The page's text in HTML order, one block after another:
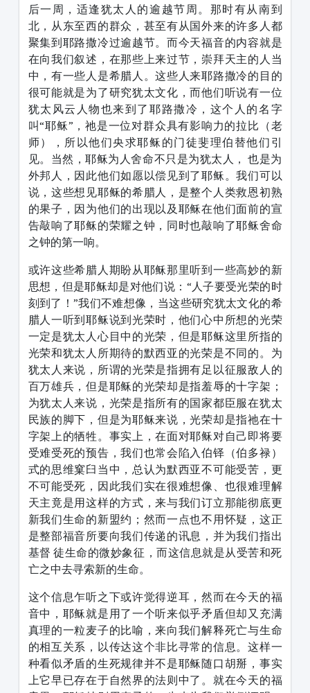
后一周，适逢犹太人的逾越节周。那时有从南到
北，从东至西的群众，甚至有从国外来的许多人都
聚集到耶路撒冷过逾越节。而今天福音的内容就是
在向我们叙述，在那些上来过节，崇拜天主的人当
中，有一些人是希腊人。这些人来耶路撒冷的目的
很可能就是为了研究犹太文化，而他们听说有一位
犹太风云人物也来到了耶路撒冷，这个人的名字
叫“耶稣”，祂是一位对群众具有影响力的拉比（老
师），所以他们央求耶稣的门徒斐理伯替他们引
见。当然，耶稣为人舍命不只是为犹太人， 也是为
外邦人，因此他们如愿以偿见到了耶稣。我们可以
说，这些想见耶稣的希腊人，是整个人类救恩初熟
的果子，因为他们的出现以及耶稣在他们面前的宣
告敲响了耶稣的荣耀之钟，同时也敲响了耶稣舍命
之钟的第一响。
或许这些希腊人期盼从耶稣那里听到一些高妙的新
思想，但是耶稣却是对他们说：“人子要受光荣的时
刻到了！”我们不难想像，当这些研究犹太文化的希
腊人一听到耶稣说到光荣时，他们心中所想的光荣
一定是犹太人心目中的光荣，但是耶稣这里所指的
光荣和犹太人所期待的默西亚的光荣是不同的。为
犹太人来说，所谓的光荣是指拥有足以征服敌人的
百万雄兵，但是耶稣的光荣却是指羞辱的十字架；
为犹太人来说，光荣是指所有的国家都臣服在犹太
民族的脚下，但是为耶稣来说，光荣却是指祂在十
字架上的牺牲。事实上，在面对耶稣对自己即将要
受难受死的预告，我们也常会陷入伯铎（伯多禄）
式的思维窠臼当中，总认为默西亚不可能受苦，更
不可能受死，因此我们实在很难想像、也很难理解
天主竟是用这样的方式，来与我们订立那能彻底更
新我们生命的新盟约；然而一点也不用怀疑，这正
是整部福音所要向我们传递的讯息，并为我们指出
基督 徒生命的微妙象征，而这信息就是从受苦和死
亡之中去寻索新的生命。
这个信息乍听之下或许觉得逆耳，然而在今天的福
音中，耶稣就是用了一个听来似乎矛盾但却又充满
真理的一粒麦子的比喻，来向我们解释死亡与生命
的相互关系，以传达这个非比寻常的信息。这样一
种看似矛盾的生死规律并不是耶稣随口胡掰，事实
上它早已存在于自然界的法则中了。就在今天的福